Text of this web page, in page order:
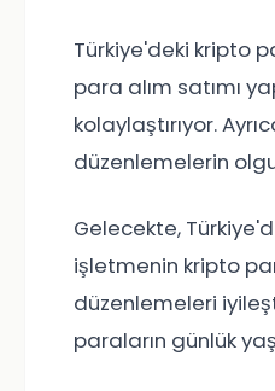
Türkiye'deki kripto
para alım satımı
kolaylaştırıyor.
düzenlemelerin
Gelecekte,
işletmenin kripto
düzenlemeleri
paraların günlük